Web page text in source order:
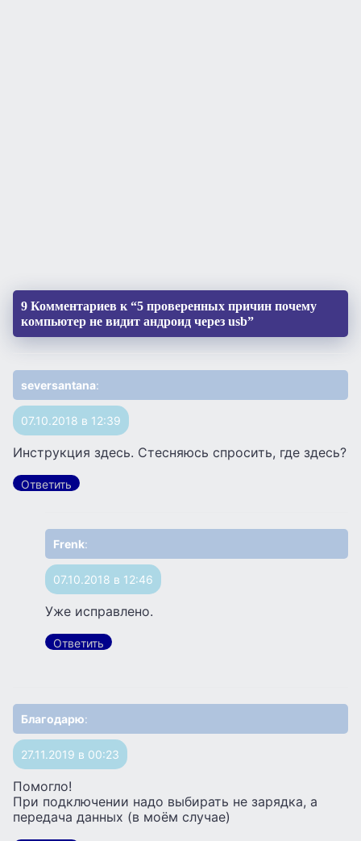
9 Комментариев к “5 проверенных причин почему
компьютер не видит андроид через usb”
seversantana:
07.10.2018 в 12:39
Инструкция здесь. Стесняюсь спросить, где здесь?
Ответить
Frenk:
07.10.2018 в 12:46
Уже исправлено.
Ответить
Благодарю:
27.11.2019 в 00:23
Помогло!
При подключении надо выбирать не зарядка, а
передача данных (в моём случае)